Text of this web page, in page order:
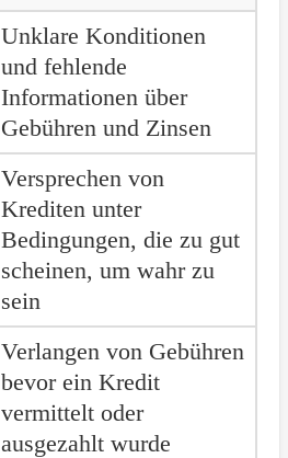
Unklare Konditionen
und fehlende
Informationen über
Gebühren und Zinsen
Versprechen von
Krediten unter
Bedingungen, die zu gut
scheinen, um wahr zu
sein
Verlangen von Gebühren
bevor ein Kredit
vermittelt oder
ausgezahlt wurde